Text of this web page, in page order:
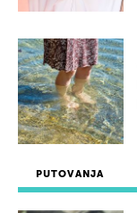
PUTOVANJA